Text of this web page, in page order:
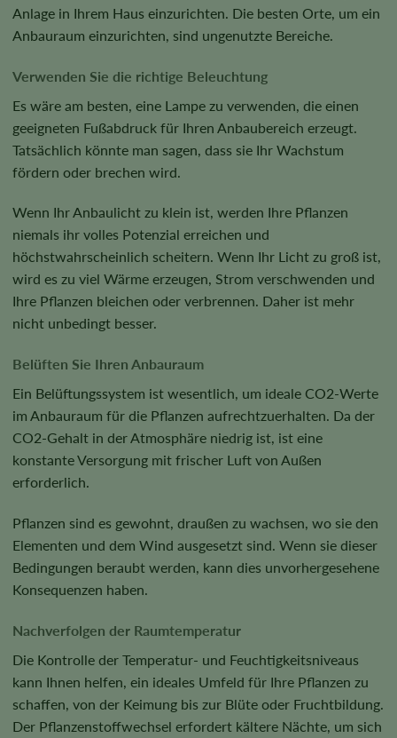
Anlage in Ihrem Haus einzurichten. Die besten Orte, um ein
Anbauraum einzurichten, sind ungenutzte Bereiche.
Verwenden Sie die richtige Beleuchtung
Es wäre am besten, eine Lampe zu verwenden, die einen
geeigneten Fußabdruck für Ihren Anbaubereich erzeugt.
Tatsächlich könnte man sagen, dass sie Ihr Wachstum
fördern oder brechen wird.
Wenn Ihr Anbaulicht zu klein ist, werden Ihre Pflanzen
niemals ihr volles Potenzial erreichen und
höchstwahrscheinlich scheitern. Wenn Ihr Licht zu groß ist,
wird es zu viel Wärme erzeugen, Strom verschwenden und
Ihre Pflanzen bleichen oder verbrennen. Daher ist mehr
nicht unbedingt besser.
Belüften Sie Ihren Anbauraum
Ein Belüftungssystem ist wesentlich, um ideale CO2-Werte
im Anbauraum für die Pflanzen aufrechtzuerhalten. Da der
CO2-Gehalt in der Atmosphäre niedrig ist, ist eine
konstante Versorgung mit frischer Luft von Außen
erforderlich.
Pflanzen sind es gewohnt, draußen zu wachsen, wo sie den
Elementen und dem Wind ausgesetzt sind. Wenn sie dieser
Bedingungen beraubt werden, kann dies unvorhergesehene
Konsequenzen haben.
Nachverfolgen der Raumtemperatur
Die Kontrolle der Temperatur- und Feuchtigkeitsniveaus
kann Ihnen helfen, ein ideales Umfeld für Ihre Pflanzen zu
schaffen, von der Keimung bis zur Blüte oder Fruchtbildung.
Der Pflanzenstoffwechsel erfordert kältere Nächte, um sich